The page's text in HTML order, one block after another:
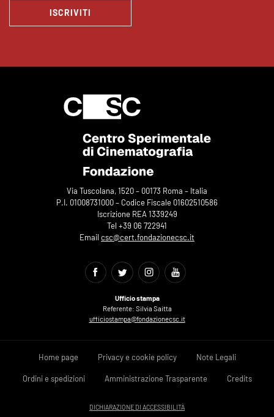
ISCRIVITI
Via Tuscolana, 1520 – 00173 Roma – Italia
P.I. 01008731000 – Codice Fiscale 01602510586
Iscrizione REA 1339249
Tel +39 06 722941
Email csc@cert.fondazionecsc.it
Ufficio stampa
Referente: Silvia Saitta
ufficiostampa@fondazionecsc.it
Home page Privacy e cookie policy Note Legali
Ordini e spedizioni Amministrazione Trasparente Credits
DICHIARAZIONE DI ACCESSIBILITÀ